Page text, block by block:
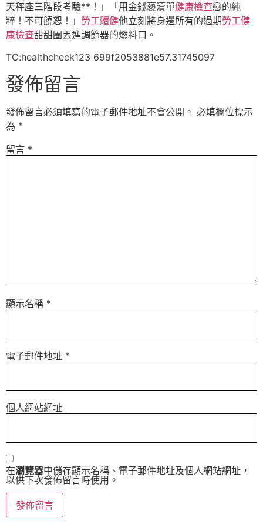
天秤座三階段考驗**！」「用金錢褻瀆單健康檢查戀的純
粹！不可饒恕！」 勞工體健他立刻將身邊所有的過期勞工健
康檢查甜甜圈丟進調節器的燃料口。
TC:healthcheck123 699f2053881e57.31745097
發佈留言
發佈留言必須填寫的電子郵件地址不會公開。 必填欄位標示
為 *
留言 *
顯示名稱 *
電子郵件地址 *
個人網站網址
在瀏覽器中儲存顯示名稱、電子郵件地址及個人網站網址，
以供下次發佈留言時使用。